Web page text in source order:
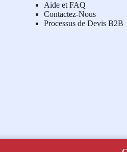
Aide et FAQ
Contactez-Nous
Processus de Devis B2B